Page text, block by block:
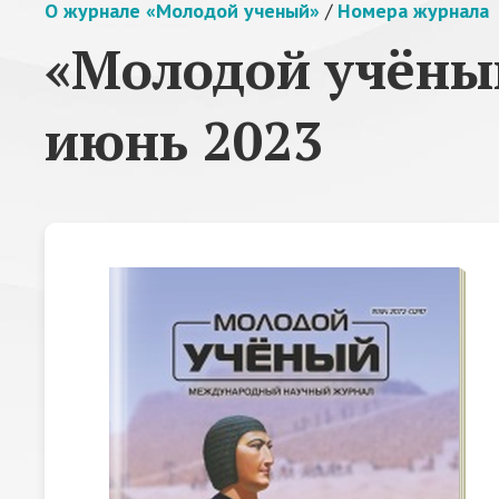
О журнале «Молодой ученый» / Номера журнала
«Молодой
июнь 2023